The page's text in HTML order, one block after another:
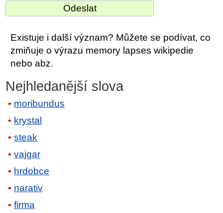
Existuje i další význam? Můžete se podívat, co
zmiňuje o výrazu memory lapses wikipedie
nebo abz.
Nejhledanější slova
moribundus
krystal
steak
vajgar
hrdobce
narativ
firma